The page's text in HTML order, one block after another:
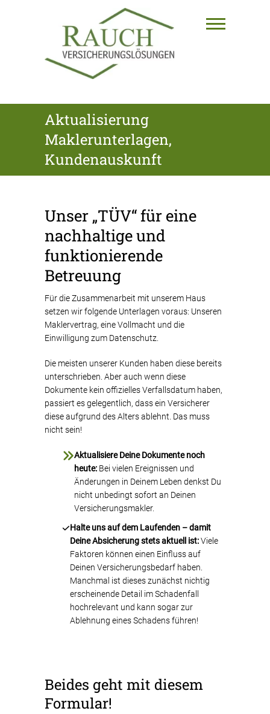
RAUCH
VERSICHERUNGSLÖSUNGEN
GmbH
Aktualisierung
Maklerunterlagen,
Kundenauskunft
Unser „TÜV“ für eine
nachhaltige und
funktionierende
Betreuung
Für die Zusammenarbeit mit unserem Haus
setzen wir folgende Unterlagen voraus: Unseren
Maklervertrag, eine Vollmacht und die
Einwilligung zum Datenschutz.
Die meisten unserer Kunden haben diese bereits
unterschrieben. Aber auch wenn diese
Dokumente kein offizielles Verfallsdatum haben,
passiert es gelegentlich, dass ein Versicherer
diese aufgrund des Alters ablehnt. Das muss
nicht sein!
Aktualisiere Deine Dokumente noch
heute: Bei vielen Ereignissen und
Änderungen in Deinem Leben denkst Du
nicht unbedingt sofort an Deinen
Versicherungsmakler.
Halte uns auf dem Laufenden – damit
Deine Absicherung stets aktuell ist:Viele
Faktoren können einen Einfluss auf
Deinen Versicherungsbedarf haben.
Manchmal ist dieses zunächst nichtig
erscheinende Detail im Schadenfall
hochrelevant und kann sogar zur
Ablehnung eines Schadens führen!
Beides geht mit diesem
Formular!